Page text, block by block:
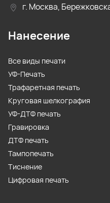
г. Москва,
Нанесение
Все виды печати
УФ-Печать
Трафаретная печать
Круговая шелкография
УФ-ДТФ печать
Гравировка
ДТФ печать
Тампопечать
Тиснение
Цифровая печать